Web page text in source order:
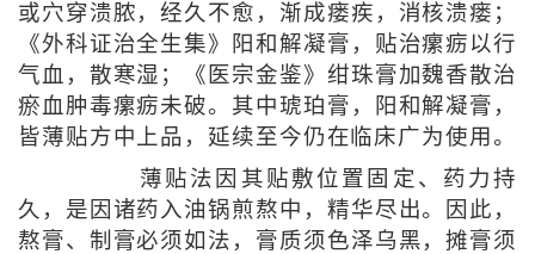
或穴穿溃脓，经久不愈，渐成瘘疾，消核溃瘘；
《外科证治全生集》阳和解凝膏，贴治瘰疬以行
气血，散寒湿；《医宗金鉴》绀珠膏加魏香散治
瘀血肿毒瘰疬未破。其中琥珀膏，阳和解凝膏，
皆薄贴方中上品，延续至今仍在临床广为使用。
薄贴法因其贴敷位置固定、药力持
久，是因诸药入油锅煎熬中，精华尽出。因此，
熬膏、制膏必须如法，膏质须色泽乌黑，摊膏须